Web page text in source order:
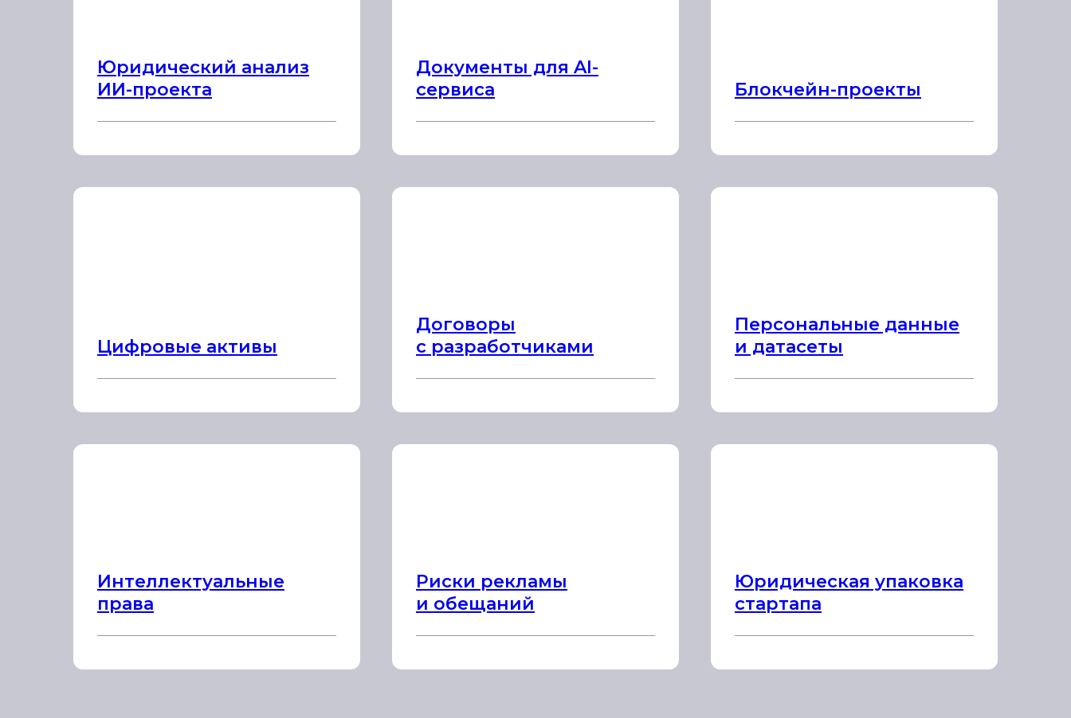
Юридический анализ
ИИ-проекта
Документы для AI-
сервиса
Блокчейн-проекты
Цифровые активы
Договоры
с разработчиками
Персональные данные
и датасеты
Интеллектуальные
права
Риски рекламы
и обещаний
Юридическая упаковка
стартапа